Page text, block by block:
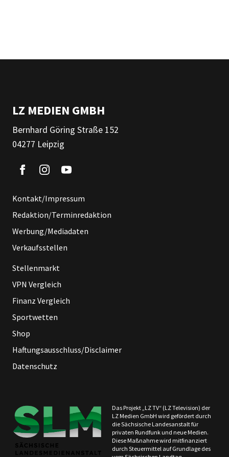
LZ MEDIEN GMBH
Bernhard Göring Straße 152
04277 Leipzig
Kontakt/Impressum
Redaktion/Terminredaktion
Werbung/Mediadaten
Verkaufsstellen
Stellenmarkt
VPN Vergleich
Finanz Vergleich
Sportwetten
Shop
Haftungsausschluss/Disclaimer
Datenschutz
Das Projekt „LZ TV“ (LZ Television) der
LZ Medien GmbH wird gefördert durch
die Sächsische Landesanstalt für
privaten Rundfunk und neue Medien.
Diese Maßnahme wird mitfinanziert
durch Steuermittel auf Grundlage des